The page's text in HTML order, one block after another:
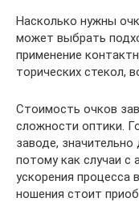
Насколько нужны
может выбрать
применение
торических стекол,
Стоимость очков
сложности оптики.
заводе,
потому как случаи с
ускорения процесса
ношения стоит